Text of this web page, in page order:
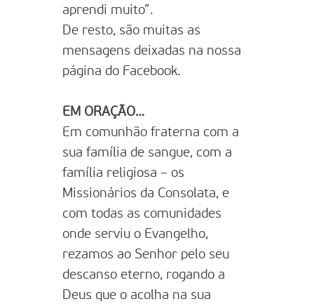
aprendi muito”.
De resto, são muitas as
mensagens deixadas na nossa
página do Facebook.
EM ORAÇÃO…
Em comunhão fraterna com a
sua família de sangue, com a
família religiosa – os
Missionários da Consolata, e
com todas as comunidades
onde serviu o Evangelho,
rezamos ao Senhor pelo seu
descanso eterno, rogando a
Deus que o acolha na sua